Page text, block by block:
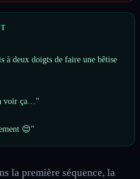
deux doigts de faire une bêtise
voir ça…"
😌"
la première séquence, la